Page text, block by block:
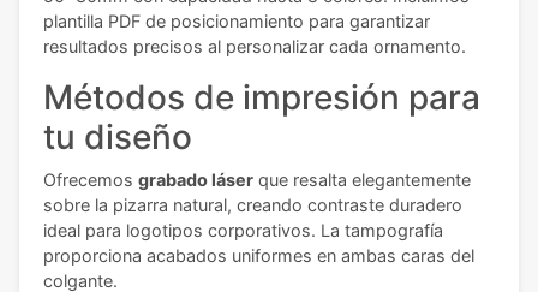
plantilla PDF de posicionamiento para garantizar
resultados precisos al personalizar cada ornamento.
Métodos de impresión para
tu diseño
Ofrecemos grabado láser que resalta elegantemente
sobre la pizarra natural, creando contraste duradero
ideal para logotipos corporativos. La tampografía
proporciona acabados uniformes en ambas caras del
colgante.